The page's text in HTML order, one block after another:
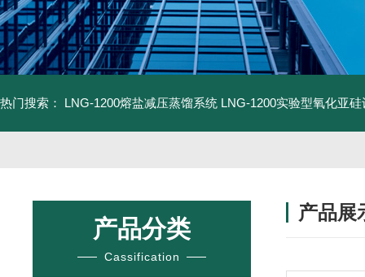
热门搜索： LNG-1200熔盐减压蒸馏系统 LNG-1200实验型氧化亚硅
产品分类
Cassification
产品展